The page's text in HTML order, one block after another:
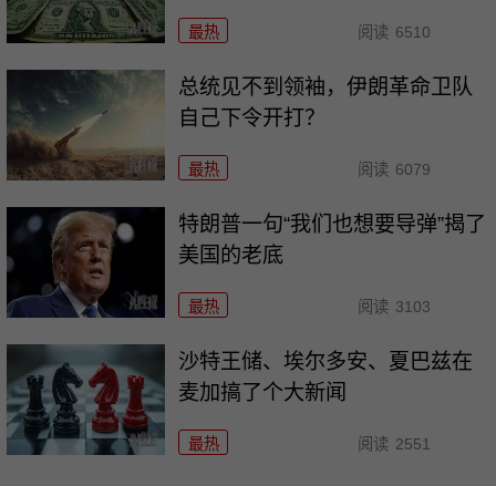
最热 阅读 6510
总统见不到领袖，伊朗革命卫队
自己下令开打？
最热 阅读 6079
特朗普一句“我们也想要导弹”揭了
美国的老底
最热 阅读 3103
沙特王储、埃尔多安、夏巴兹在
麦加搞了个大新闻
最热 阅读 2551